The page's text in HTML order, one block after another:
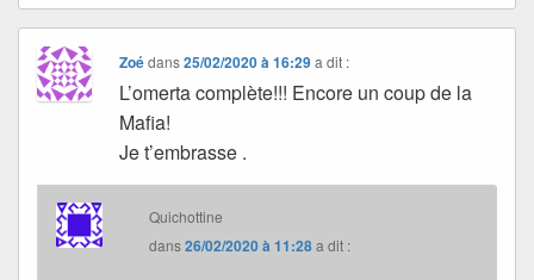
Zoédans25/02/2020 à 16:29 a dit :
L’omerta complète!!! Encore un coup de la
Mafia!
Je t’embrasse .
Quichottine
dans26/02/2020 à 11:28a dit :